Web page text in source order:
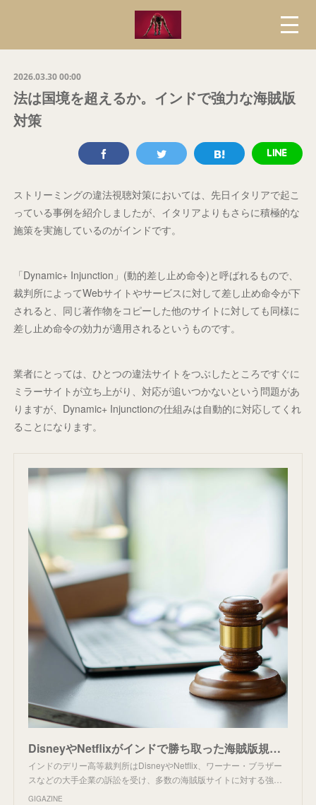
2026.03.30 00:00
法は国境を超えるか。インドで強力な海賊版
対策
ストリーミングの違法視聴対策においては、先日イタリアで起こ
っている事例を紹介しましたが、イタリアよりもさらに積極的な
施策を実施しているのがインドです。
「Dynamic+ Injunction」(動的差し止め命令)と呼ばれるもので、
裁判所によってWebサイトやサービスに対して差し止め命令が下
されると、同じ著作物をコピーした他のサイトに対しても同様に
差し止め命令の効力が適用されるというものです。
業者にとっては、ひとつの違法サイトをつぶしたところですぐに
ミラーサイトが立ち上がり、対応が追いつかないという問題があ
りますが、Dynamic+ Injunctionの仕組みは自動的に対応してくれ
ることになります。
DisneyやNetflixがインドで勝ち取った海賊版規制の裁判所命令が世界的に影響して海賊版サイトの復活を阻止できる可能性がある
インドのデリー高等裁判所はDisneyやNetflix、ワーナー・ブラザー
スなどの大手企業の訴訟を受け、多数の海賊版サイトに対する強…
GIGAZINE